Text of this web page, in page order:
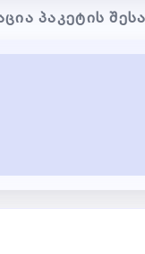
ᲞᲐᲙᲔᲢᲘᲡ